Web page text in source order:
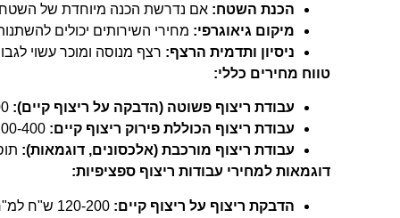
הכנת השטח: אם נדרשת הכנה מיוחדת של השטח,
מיקום גיאוגרפי: מחירי השירותים יכולים
ניסיון ותדמית הרצף: רצף מנוסה ומוכר עשוי
טווח מחירים כללי:
עבודת ריצוף פשוטה (הדבקה על ריצוף קיים):
עבודת ריצוף הכוללת פירוק ריצוף קיים:
עבודת ריצוף מורכבת (אלכסונים, דוגמאות): תוספת
דוגמאות למחירי עבודות ריצוף ספציפיות:
הדבקת ריצוף על ריצוף קיים: